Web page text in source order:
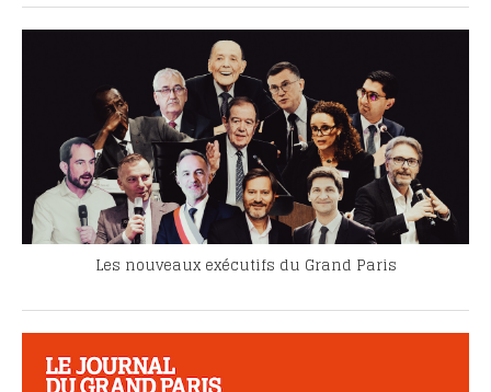
Les nouveaux exécutifs du Grand Paris